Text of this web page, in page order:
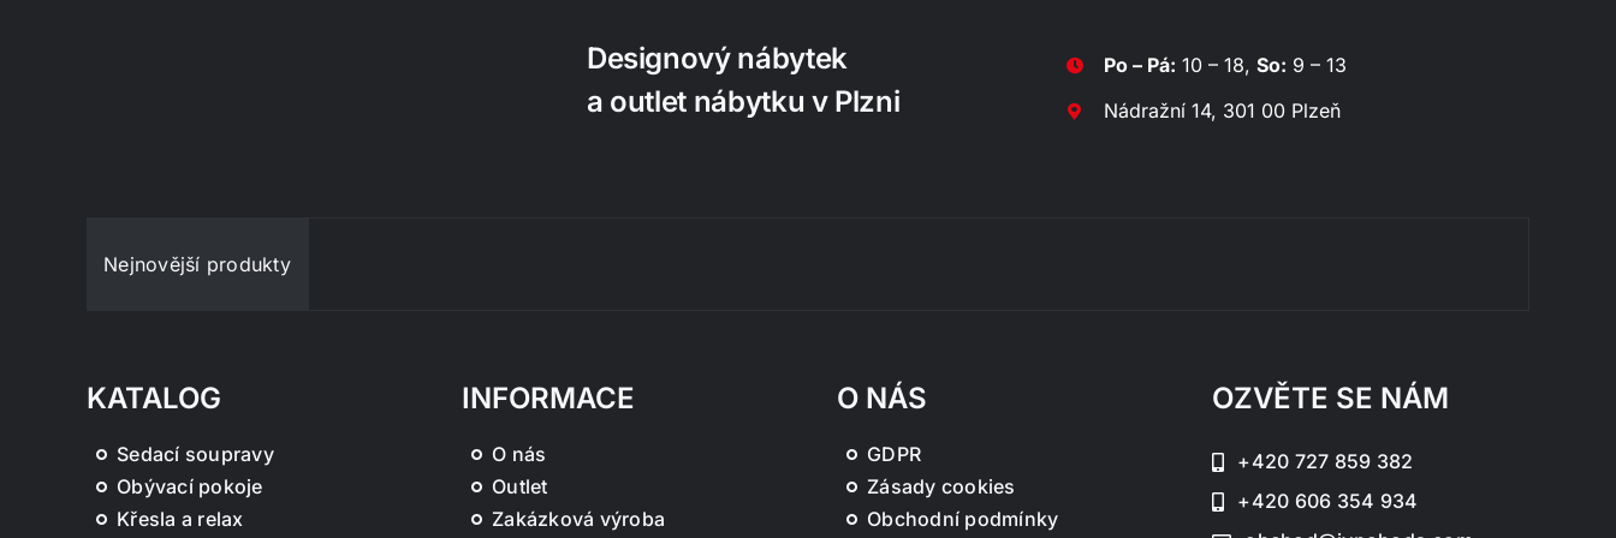
Designový nábytek
a outlet nábytku v Plzni
Po – Pá: 10 – 18,So: 9 – 13
Nádražní 14, 301 00 Plzeň
Nejnovější produkty
KATALOG
Sedací soupravy
Obývací pokoje
Křesla a relax
INFORMACE
O nás
Outlet
Zakázková výroba
O NÁS
GDPR
Zásady cookies
Obchodní podmínky
OZVĚTE SE NÁM
+420 727 859 382
+420 606 354 934